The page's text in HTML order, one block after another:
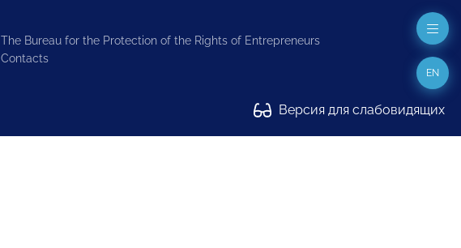
The Bureau for the Protection of the Rights of Entrepreneurs
Contacts
Версия для слабовидящих
EN